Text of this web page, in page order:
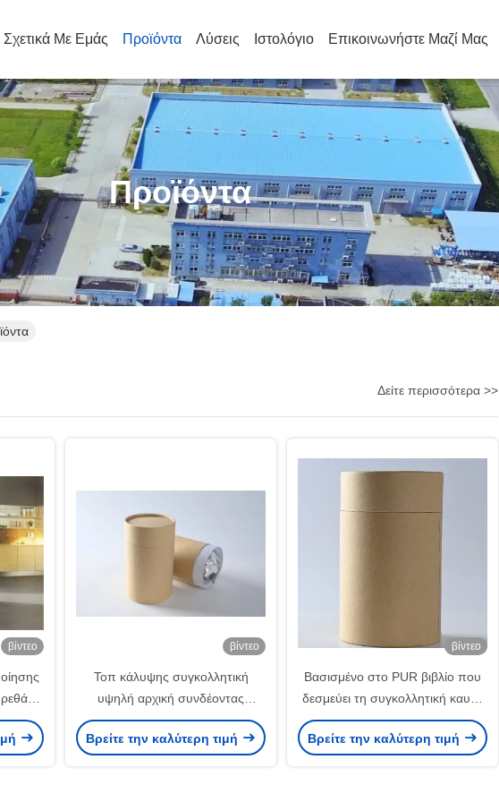
Σχετικά Με Εμάς Προϊόντα Λύσεις Ιστολόγιο Επικοινωνήστε Μαζί Μας
Προϊόντα
Δείτε περισσότερα >>
βίντεο βίντεο
Τοπ κάλυψης συγκολλητική
υψηλή αρχική συνδέοντας
δύναμη λειωμένων μετάλλων Pur
καυτή για το πλυντήριο
Βρείτε την καλύτερη τιμή
βίντεο
Βασισμένο στο PUR βιβλίο που
δεσμεύει τη συγκολλητική καυτή
κόλλα λειωμένων μετάλλων για τη
βιβλιοδεσία
Βρείτε την καλύτερη τιμή